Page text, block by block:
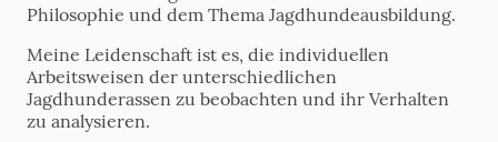
Philosophie und dem Thema Jagdhundeausbildung.
Meine Leidenschaft ist es, die individuellen
Arbeitsweisen der unterschiedlichen
Jagdhunderassen zu beobachten und ihr Verhalten
zu analysieren.